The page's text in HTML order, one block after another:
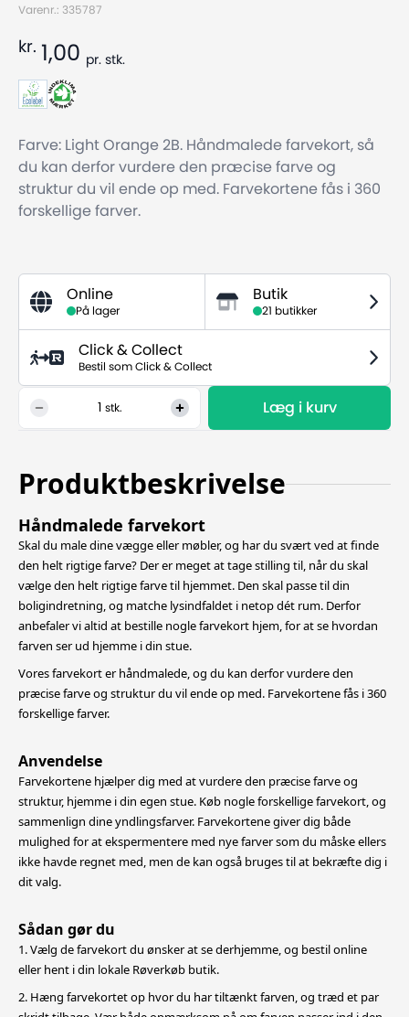
Varenr.: 335787
kr. 1,00 pr. stk.
Farve: Light Orange 2B. Håndmalede farvekort, så
du kan derfor vurdere den præcise farve og
struktur du vil ende op med. Farvekortene fås i 360
forskellige farver.
Online
På lager
Butik
21 butikker
Click & Collect
Bestil som Click & Collect
stk. Læg i kurv
Produktbeskrivelse
Håndmalede farvekort
Skal du male dine vægge eller møbler, og har du svært ved at finde
den helt rigtige farve? Der er meget at tage stilling til, når du skal
vælge den helt rigtige farve til hjemmet. Den skal passe til din
boligindretning,og matche lysindfaldet i netop dét rum. Derfor
anbefaler vi altid at bestille nogle farvekort hjem, for at se hvordan
farven ser ud hjemme i din stue.
Vores farvekort er håndmalede, og du kan derfor vurdere den
præcise farve og struktur du vil ende op med. Farvekortene fås i 360
forskellige farver.
Anvendelse
Farvekortene hjælper dig med at vurdere den præcise farve og
struktur, hjemme i din egen stue. Køb nogle forskellige farvekort, og
sammenlign dine yndlingsfarver. Farvekortene giver dig både
mulighed for atekspermentere med nye farver som du måske ellers
ikke havde regnet med, men de kan også bruges til at bekræfte dig i
dit valg.
Sådan gør du
1. Vælg de farvekort du ønsker at se derhjemme, og bestil online
eller hent i din lokale Røverkøb butik.
2. Hæng farvekortet op hvor du har tiltænkt farven, og træd et par